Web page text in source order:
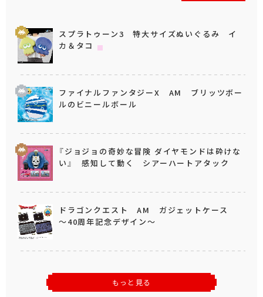
スプラトゥーン3 特大サイズぬいぐるみ イ
カ＆タコ
ファイナルファンタジーX AM ブリッツボー
ルのビニールボール
『ジョジョの奇妙な冒険 ダイヤモンドは砕けな
い』 感知して動く シアーハートアタック
ドラゴンクエスト AM ガジェットケース
～40周年記念デザイン～
もっと見る